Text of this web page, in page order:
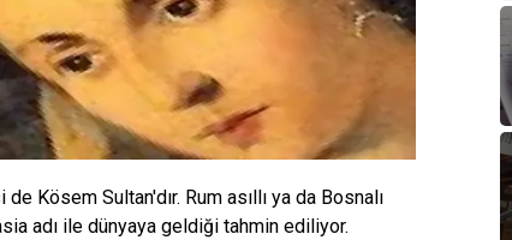
Kösem Sultan'dır. Rum asıllı ya da Bosnalı
adı ile dünyaya geldiği tahmin ediliyor.